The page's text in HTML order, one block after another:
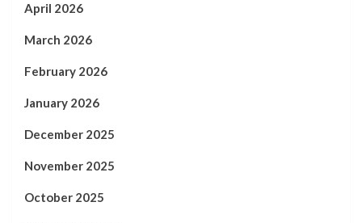
April 2026
March 2026
February 2026
January 2026
December 2025
November 2025
October 2025